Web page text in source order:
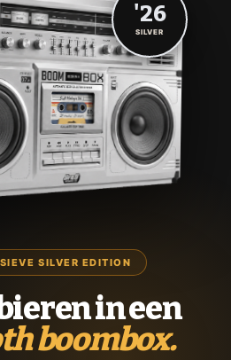
SILVER EDITION
in een
boombox.
'26
SILVER